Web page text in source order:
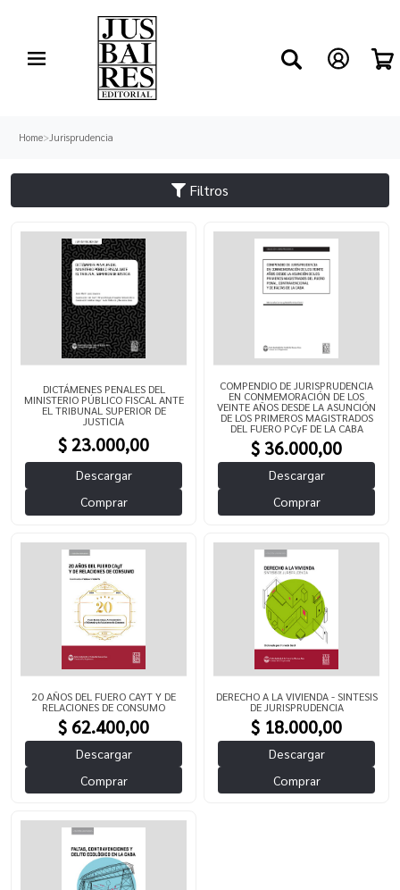
Home>Jurisprudencia
Filtros
DICTÁMENES PENALES DEL
MINISTERIO PÚBLICO FISCAL ANTE
EL TRIBUNAL SUPERIOR DE
JUSTICIA
$ 23.000,00
Descargar
Comprar
COMPENDIO DE JURISPRUDENCIA
EN CONMEMORACIÓN DE LOS
VEINTE AÑOS DESDE LA ASUNCIÓN
DE LOS PRIMEROS MAGISTRADOS
DEL FUERO PCyF DE LA CABA
$ 36.000,00
Descargar
Comprar
20 AÑOS DEL FUERO CAYT Y DE
RELACIONES DE CONSUMO
$ 62.400,00
Descargar
Comprar
DERECHO A LA VIVIENDA - SINTESIS
DE JURISPRUDENCIA
$ 18.000,00
Descargar
Comprar